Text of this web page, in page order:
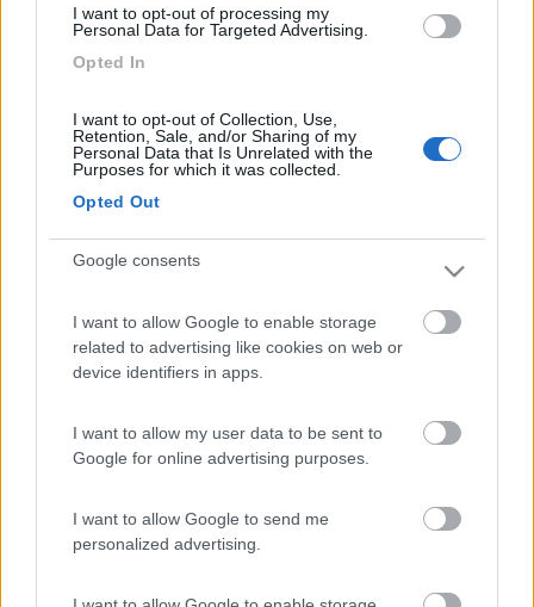
I want to opt-out of processing my
Personal Data for Targeted Advertising.
Opted In
I want to opt-out of Collection, Use,
Retention, Sale, and/or Sharing of my
Personal Data that Is Unrelated with the
Purposes for which it was collected.
Opted Out
Google consents
I want to allow Google to enable storage
related to advertising like cookies on web or
device identifiers in apps.
I want to allow my user data to be sent to
Google for online advertising purposes.
I want to allow Google to send me
personalized advertising.
momentaneamente il tubo delle nere e lasciare solo quello delle
grigie e vedere se va. Se il serbatoio delle grigie fosse a un
livello un pò più alto di quello delle nere, sarebbe ottimo fare un
volta vuoto (anche per lavarlo) e quindi scaricare con il
maceratore solo collegato al serbatoio delle nere. Una delle
immagini non si vede.[:(]
gimar
Inserito il05/07/2011 alle:
passare le grigie dal maceratore? La cosa non la vedo tanto
utile, a limite vedrei utile il passaggio delle grigie dal serbatoio
delle nere (come ti hanno già detto)...comunque se l'intento è il